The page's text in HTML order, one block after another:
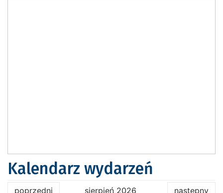
Kalendarz wydarzeń
poprzedni sierpień 2026 następny